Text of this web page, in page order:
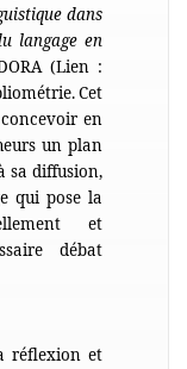
dans
langage en
(Lien :
Cet
en
un plan
sa diffusion,
qui pose la
et
débat
réflexion et